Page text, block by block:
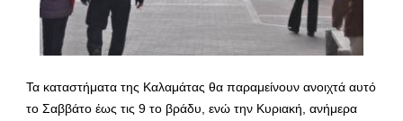
Τα καταστήματα της Καλαμάτας θα παραμείνουν ανοιχτά αυτό
το Σαββάτο έως τις 9 το βράδυ, ενώ την Κυριακή, ανήμερα